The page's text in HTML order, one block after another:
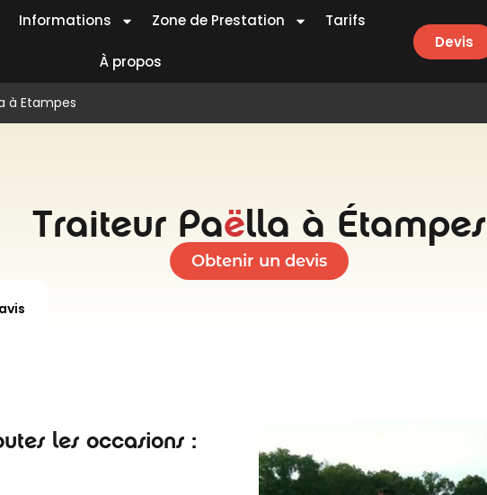
Informations Zone de Prestation Tarifs
À propos
Devis
à Etampes
Traiteur Paëlla à Étampes
Obtenir un devis
les occasions :